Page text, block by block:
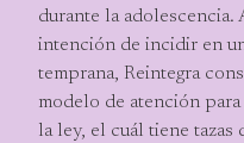
durante la adolescencia.
intención de incidir en
temprana, Reintegra
modelo de atención
la ley, el cuál tiene